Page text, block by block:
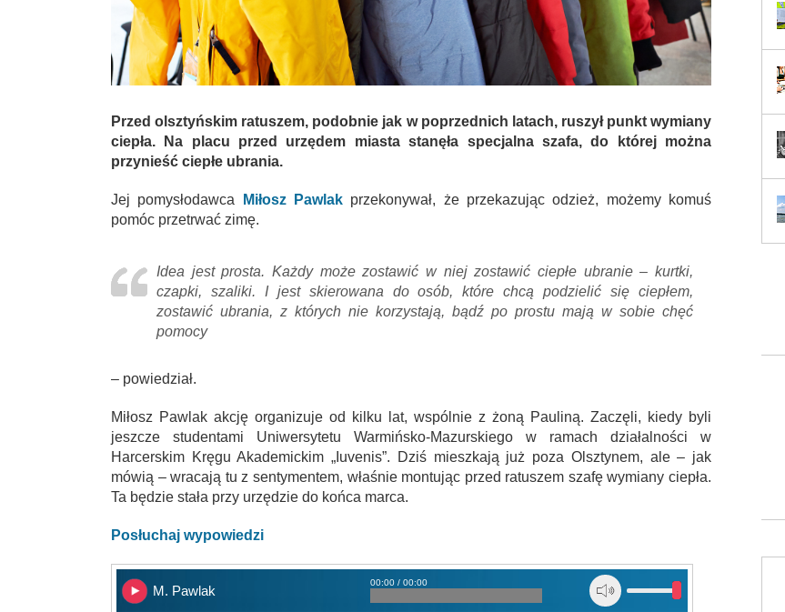
Przed olsztyńskim ratuszem, podobnie jak w poprzednich latach, ruszył punkt wymiany
ciepła. Na placu przed urzędem miasta stanęła specjalna szafa, do której można
przynieść ciepłe ubrania.
Jej pomysłodawca Miłosz Pawlak przekonywał, że przekazując odzież, możemy komuś
pomóc przetrwać zimę.
Idea jest prosta. Każdy może zostawić w niej zostawić ciepłe ubranie – kurtki,
czapki, szaliki. I jest skierowana do osób, które chcą podzielić się ciepłem,
zostawić ubrania, z których nie korzystają, bądź po prostu mają w sobie chęć
pomocy
– powiedział.
Miłosz Pawlak akcję organizuje od kilku lat, wspólnie z żoną Pauliną. Zaczęli, kiedy byli
jeszcze studentami Uniwersytetu Warmińsko-Mazurskiego w ramach działalności w
Harcerskim Kręgu Akademickim „Iuvenis”. Dziś mieszkają już poza Olsztynem, ale – jak
mówią – wracają tu z sentymentem, właśnie montując przed ratuszem szafę wymiany ciepła.
Ta będzie stała przy urzędzie do końca marca.
Posłuchaj wypowiedzi
M. Pawlak
00:00 / 00:00